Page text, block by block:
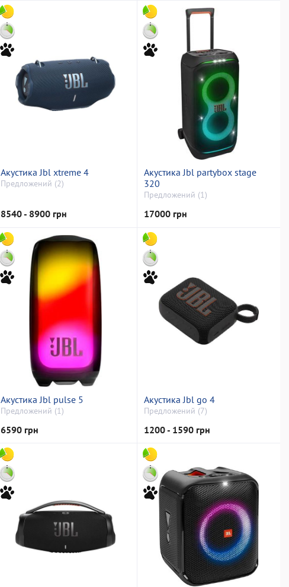
Акустика Jbl xtreme 4
Предложений (2)
8540 - 8900 грн
Акустика Jbl partybox stage
320
Предложений (1)
17000 грн
Акустика Jbl pulse 5
Предложений (1)
6590 грн
Акустика Jbl go 4
Предложений (7)
1200 - 1590 грн